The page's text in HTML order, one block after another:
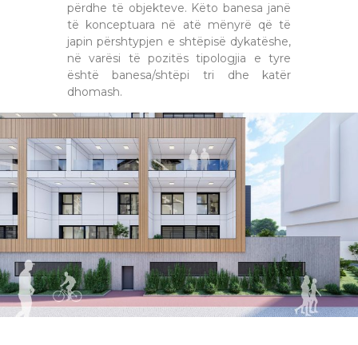
përdhe të objekteve. Këto banesa janë
të konceptuara në atë mënyrë që të
japin përshtypjen e shtëpisë dykatëshe,
në varësi të pozitës tipologjia e tyre
është banesa/shtëpi tri dhe katër
dhomash.